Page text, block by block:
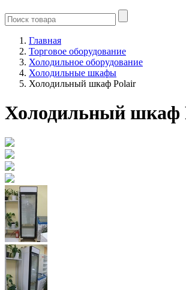
Главная
Торговое оборудование
Холодильное оборудование
Холодильные шкафы
Холодильный шкаф Polair
Холодильный шкаф